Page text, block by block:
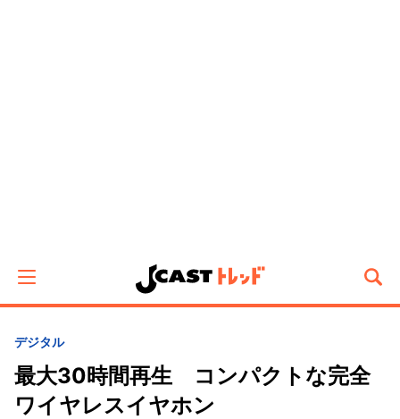
デジタル
最大30時間再生 コンパクトな完全
ワイヤレスイヤホン